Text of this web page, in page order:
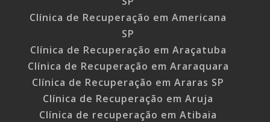
Clínica de Recuperação em Americana
SP
Clínica de Recuperação em Araçatuba
Clínica de Recuperação em Araraquara
Clínica de Recuperação em Araras SP
Clínica de Recuperação em Aruja
Clínica de recuperação em Atibaia